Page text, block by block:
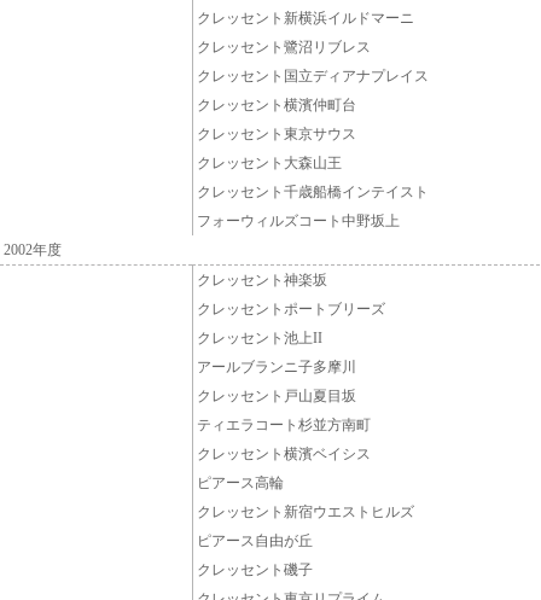
クレッセント新横浜イルドマーニ
クレッセント鷺沼リブレス
クレッセント国立ディアナプレイス
クレッセント横濱仲町台
クレッセント東京サウス
クレッセント大森山王
クレッセント千歳船橋インテイスト
フォーウィルズコート中野坂上
2002年度
クレッセント神楽坂
クレッセントポートブリーズ
クレッセント池上II
アールブランニ子多摩川
クレッセント戸山夏目坂
ティエラコート杉並方南町
クレッセント横濱ベイシス
ピアース高輪
クレッセント新宿ウエストヒルズ
ピアース自由が丘
クレッセント磯子